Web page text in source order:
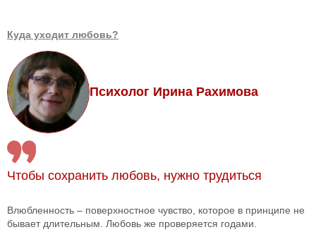
Куда уходит любовь?
Психолог Ирина Рахимова
Чтобы сохранить любовь, нужно трудиться
Влюбленность – поверхностное чувство, которое в принципе не
бывает длительным. Любовь же проверяется годами.